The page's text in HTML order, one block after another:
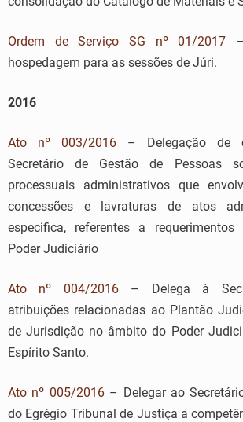
Ordem de Serviço SG nº 01/2017
hospedagem para as sessões de Júri.
2016
Ato nº 003/2016 – Delegação de
Secretário de Gestão de Pessoas
processuais administrativos que
concessões e lavraturas de atos
especifica, referentes a
Poder Judiciário
Ato nº 004/2016– Delega à
atribuições relacionadas ao Plantão
de Jurisdição no âmbito do Poder
Espírito Santo.
Ato nº 005/2016– Delegar ao
do Egrégio Tribunal de Justiça a